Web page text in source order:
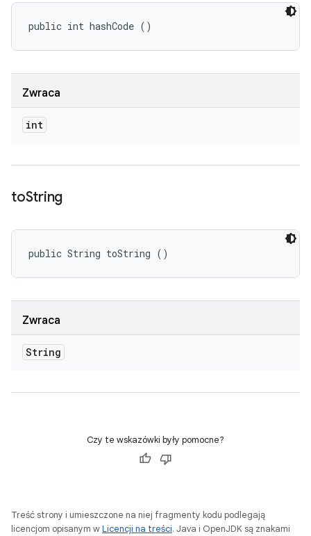
public int hashCode ()
Zwraca
int
toString
public String toString ()
Zwraca
String
Czy te wskazówki były pomocne?
Treść strony i umieszczone na niej fragmenty kodu podlegają
licencjom opisanym wLicencji na treści. Java i OpenJDK są znakami